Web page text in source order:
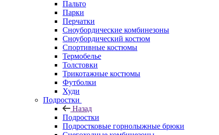
Пальто
Парки
Перчатки
Сноубордические комбинезоны
Сноубордический костюм
Спортивные костюмы
Термобелье
Толстовки
Трикотажные костюмы
Футболки
Худи
Подростки
Назад
Подростки
Подростковые горнолыжные брюки